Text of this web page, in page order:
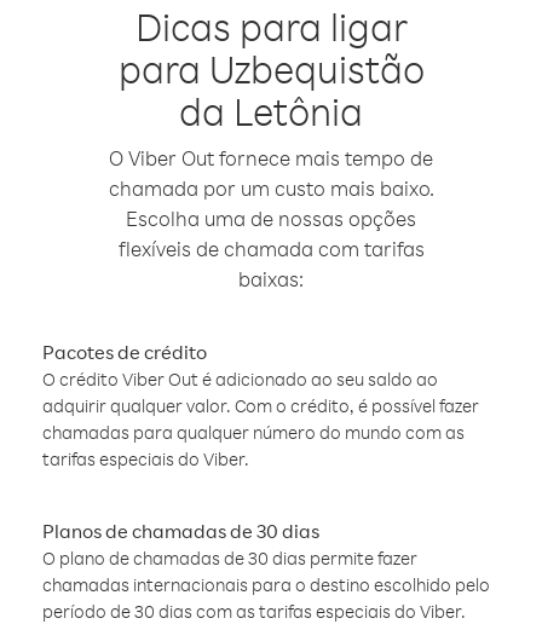
Dicas para ligar
para Uzbequistão
da Letônia
O Viber Out fornece mais tempo de
chamada por um custo mais baixo.
Escolha uma de nossas opções
flexíveis de chamada com tarifas
baixas:
Pacotes de crédito
O crédito Viber Out é adicionado ao seu saldo ao
adquirir qualquer valor. Com o crédito, é possível fazer
chamadas para qualquer número do mundo com as
tarifas especiais do Viber.
Planos de chamadas de 30 dias
O plano de chamadas de 30 dias permite fazer
chamadas internacionais para o destino escolhido pelo
período de 30 dias com as tarifas especiais do Viber.